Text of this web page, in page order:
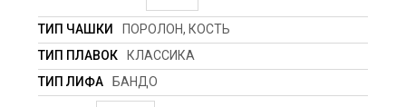
ТИП ЧАШКИ
ПОРОЛОН, КОСТЬ
ТИП ПЛАВОК
КЛАССИКА
ТИП ЛИФА
БАНДО